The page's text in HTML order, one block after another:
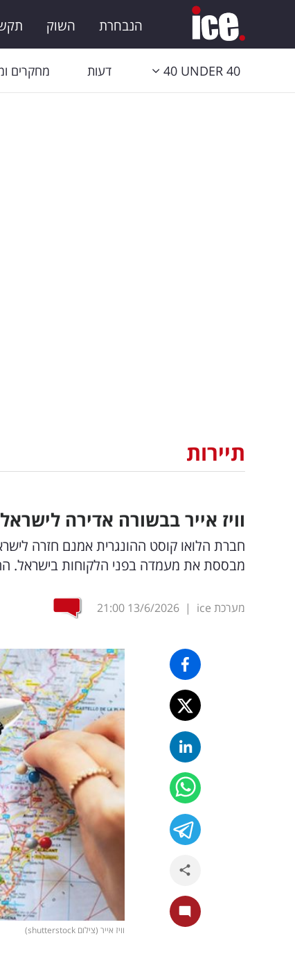
הנבחרת השוק
40 UNDER 40 דעות מחקרים
תיירות
וויז אייר בבשורה אדירה לישראלים: עד 11 טיסות בשבוע
חברת הלואו קוסט ההונגרית אמנם חזרה
מבססת את מעמדה בפני הלקוחות בישראל.
מערכת ice |
13/6/2026
21:00
וויז אייר (צילום shutterstock)